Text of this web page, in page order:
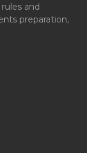
and
preparation,